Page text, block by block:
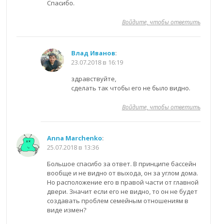
Спасибо.
Войдите, чтобы ответить
Влад Иванов:
23.07.2018 в 16:19
здравствуйте,
сделать так чтобы его не было видно.
Войдите, чтобы ответить
Anna Marchenko:
25.07.2018 в 13:36
Большое спасибо за ответ. В принципе бассейн
вообще и не видно от выхода, он за углом дома.
Но расположение его в правой части от главной
двери. Значит если его не видно, то он не будет
создавать проблем семейным отношениям в
виде измен?